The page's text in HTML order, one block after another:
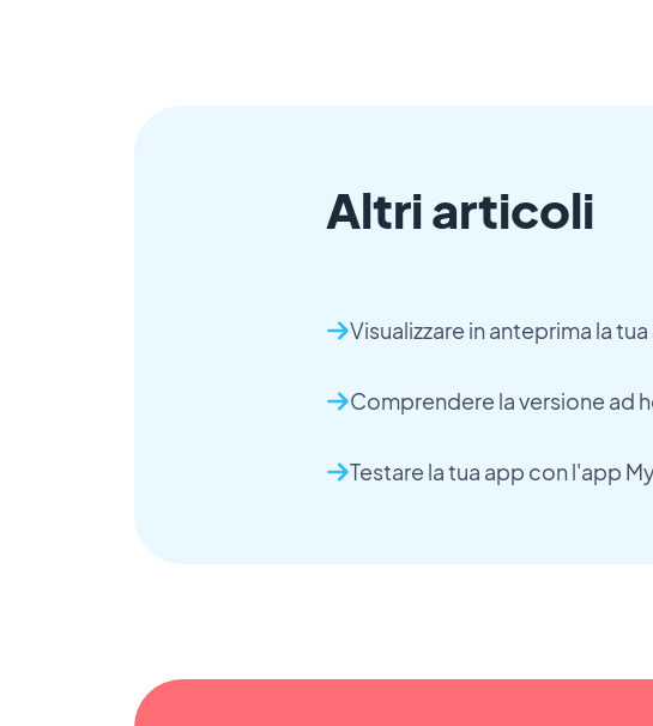
Altri articoli
Visualizzare in anteprima la
Comprendere la versione ad
Testare la tua app con l'app